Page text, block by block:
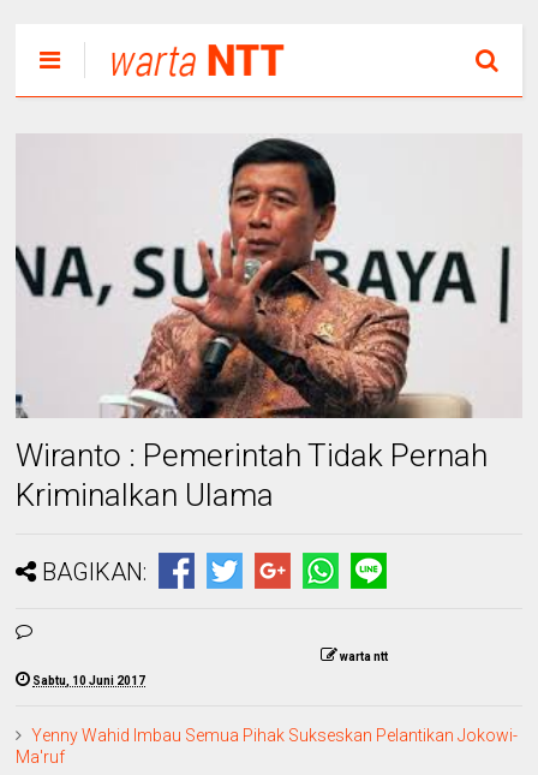
Wiranto : Pemerintah Tidak Pernah
Kriminalkan Ulama
BAGIKAN:
warta ntt
Sabtu, 10 Juni 2017
Yenny Wahid Imbau Semua Pihak Sukseskan Pelantikan Jokowi-
Ma'ruf